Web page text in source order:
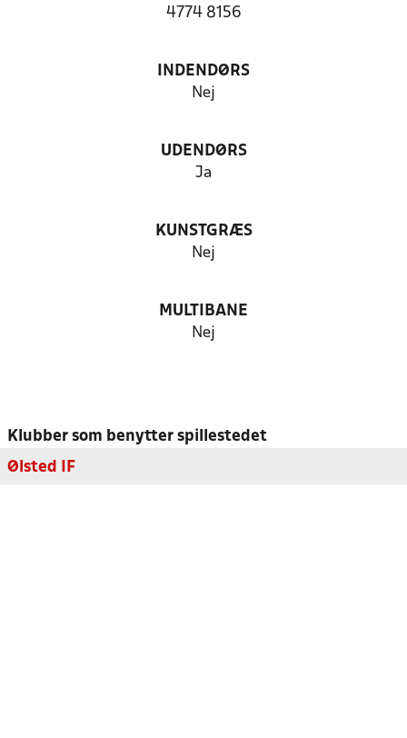
4774 8156
INDENDØRS
Nej
UDENDØRS
Ja
KUNSTGRÆS
Nej
MULTIBANE
Nej
Klubber som benytter spillestedet
Ølsted IF